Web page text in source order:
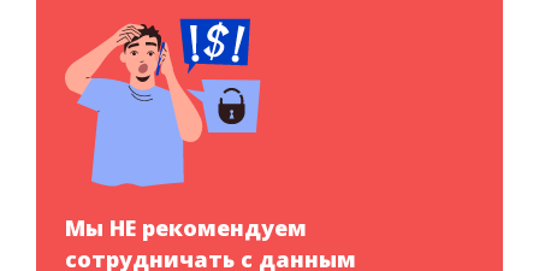
Мы НЕ рекомендуем
сотрудничать с данным